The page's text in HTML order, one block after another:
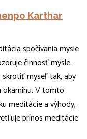
Karthar
spočívania mysle
činnosť mysle.
myseľ tak, aby
V tomto
meditácie a výhody,
prínos meditácie